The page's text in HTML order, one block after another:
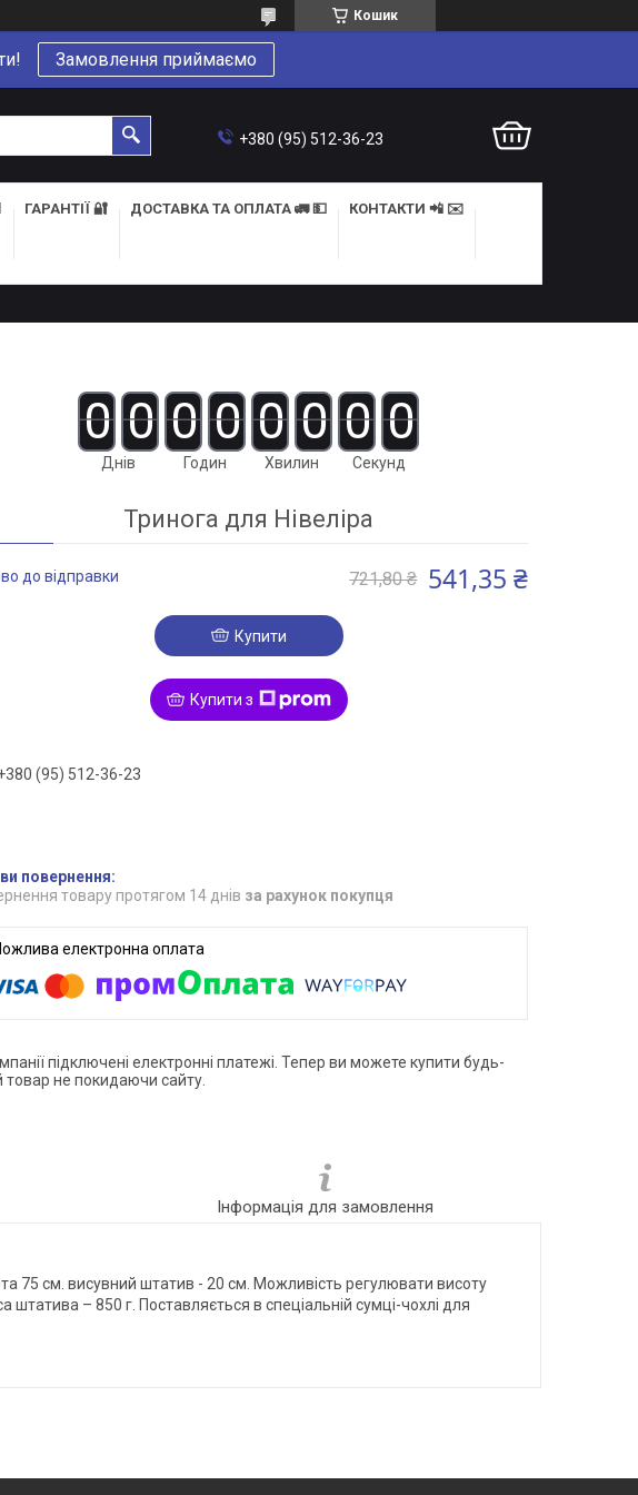
Кошик
Замовлення приймаємо
+380 (95) 512-36-23
ГАРАНТІЇ 🔐 ДОСТАВКА ТА ОПЛАТА 🚛 💵 КОНТАКТИ 📲 ✉️
0 0
Днів
0 0
Годин
0 0
Хвилин
0 0
Секунд
Тринога для Нівеліра
до відправки 721,80 ₴ 541,35 ₴
Купити
Купити з
(95) 512-36-23
товару протягом 14 днів за рахунок покупця
підключені електронні платежі. Тепер ви можете купити будь-
товар не покидаючи сайту.
Інформація для замовлення
75 см. висувний штатив - 20 см. Можливість регулювати висоту
– 850 г. Поставляється в спеціальній сумці-чохлі для